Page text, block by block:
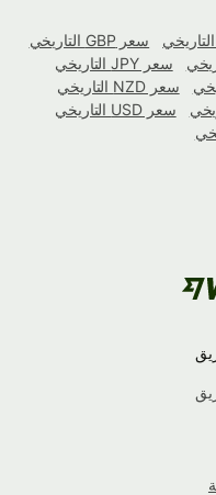
سعر GBP التاريخي
سعر JPY التاريخي
سعر NZD التاريخي
سعر USD التاريخي